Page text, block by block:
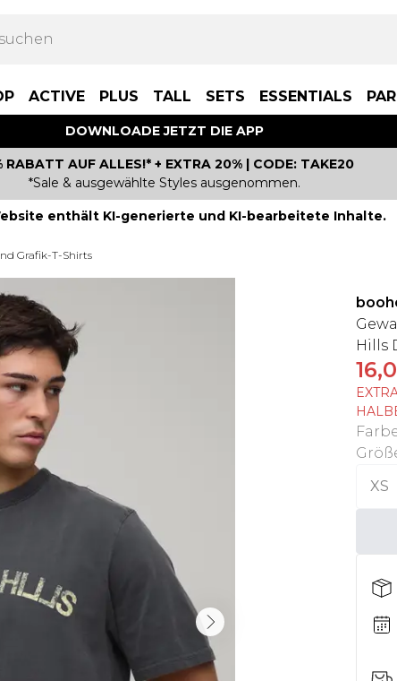
ACTIVE PLUS TALL SETS ESSENTIALS
DOWNLOADE JETZT DIE APP
RABATT AUF ALLES!* + EXTRA 20% | CODE: TAKE20
*Sale & ausgewählte Styles ausgenommen.
enthält KI-generierte und KI-bearbeitete Inhalte.
Grafik-T-Shirts
Hills
XS